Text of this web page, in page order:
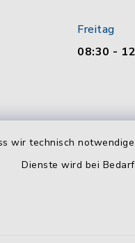
wir technisch
Dienste wird bei
Freitag
08:30 -